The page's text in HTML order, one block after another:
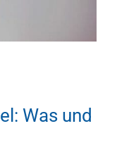
Was und